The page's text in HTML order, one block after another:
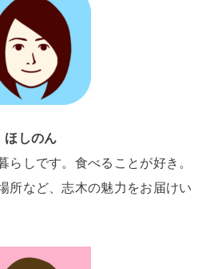
ほしのん
らしです。食べることが好き。
所など、志木の魅力をお届けい